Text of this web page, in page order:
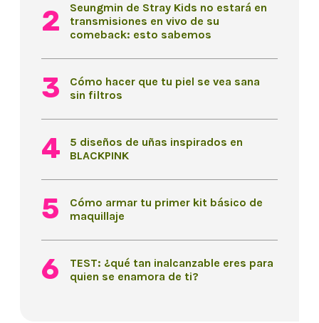
Seungmin de Stray Kids no estará en
transmisiones en vivo de su
comeback: esto sabemos
Cómo hacer que tu piel se vea sana
sin filtros
5 diseños de uñas inspirados en
BLACKPINK
Cómo armar tu primer kit básico de
maquillaje
TEST: ¿qué tan inalcanzable eres para
quien se enamora de ti?